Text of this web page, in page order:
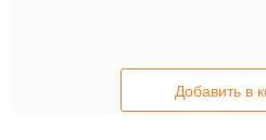
Добавить в